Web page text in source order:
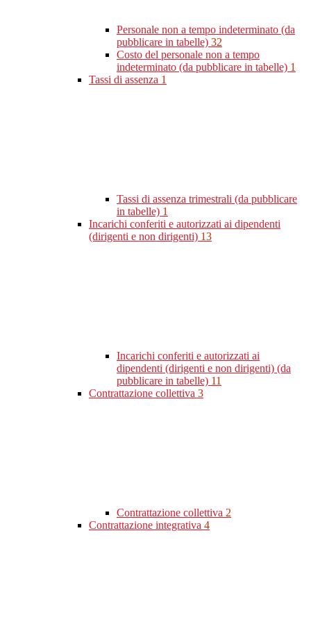
Personale non a tempo indeterminato (da
pubblicare in tabelle) 32
Costo del personale non a tempo
indeterminato (da pubblicare in tabelle) 1
Tassi di assenza 1
Tassi di assenza trimestrali (da pubblicare
in tabelle) 1
Incarichi conferiti e autorizzati ai dipendenti
(dirigenti e non dirigenti) 13
Incarichi conferiti e autorizzati ai
dipendenti (dirigenti e non dirigenti) (da
pubblicare in tabelle) 11
Contrattazione collettiva 3
Contrattazione collettiva 2
Contrattazione integrativa 4